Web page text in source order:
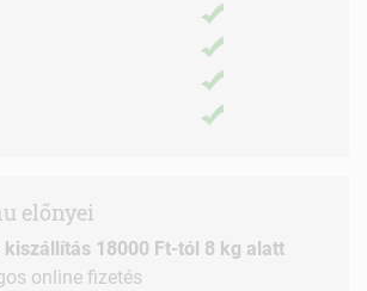
előnyei
kiszállítás 18000 Ft-tól 8 kg alatt
online fizetés